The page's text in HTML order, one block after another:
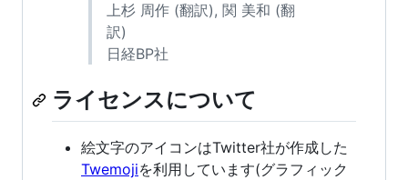
上杉 周作 (翻訳), 関 美和 (翻
訳)
日経BP社
ライセンスについて
絵文字のアイコンはTwitter社が作成した
Twemojiを利用しています(グラフィック